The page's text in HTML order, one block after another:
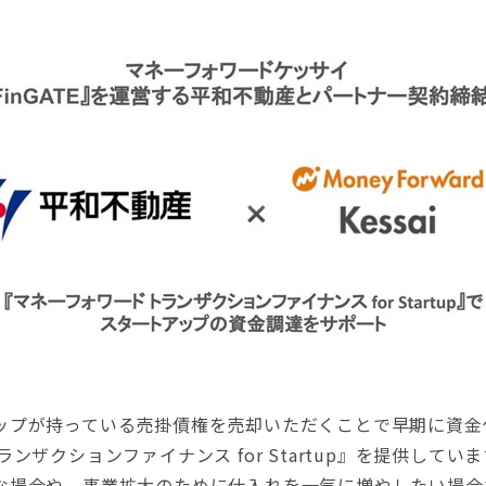
が持っている売掛債権を売却いただくことで早期に資
ンザクションファイナンス for Startup』を提供してい